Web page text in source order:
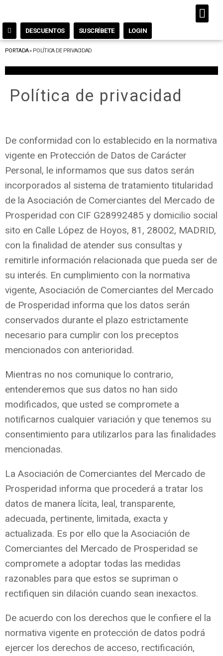
DESCUENTOS SUSCRÍBETE LOGIN
PORTADA» POLÍTICA DE PRIVACIDAD
Política de privacidad
De conformidad con lo establecido en la normativa
vigente en Protección de Datos de Carácter
Personal, le informamos que sus datos serán
incorporados al sistema de tratamiento titularidad
de la Asociación de Comerciantes del Mercado de
Prosperidad con CIF G28992485 y domicilio social
sito en Calle López de Hoyos, 81, 28002, MADRID,
con la finalidad de atender sus consultas y
remitirle información relacionada que pueda ser de
su interés. En cumplimiento con la normativa
vigente, Asociación de Comerciantes del Mercado
de Prosperidad informa que los datos serán
conservados durante el plazo estrictamente
necesario para cumplir con los preceptos
mencionados con anterioridad.
Mientras no nos comunique lo contrario,
entenderemos que sus datos no han sido
modificados, que usted se compromete a
notificarnos cualquier variación y que tenemos su
consentimiento para utilizarlos para las finalidades
mencionadas.
La Asociación de Comerciantes del Mercado de
Prosperidad informa que procederá a tratar los
datos de manera lícita, leal, transparente,
adecuada, pertinente, limitada, exacta y
actualizada. Es por ello que la Asociación de
Comerciantes del Mercado de Prosperidad se
compromete a adoptar todas las medidas
razonables para que estos se supriman o
rectifiquen sin dilación cuando sean inexactos.
De acuerdo con los derechos que le confiere el la
normativa vigente en protección de datos podrá
ejercer los derechos de acceso, rectificación,